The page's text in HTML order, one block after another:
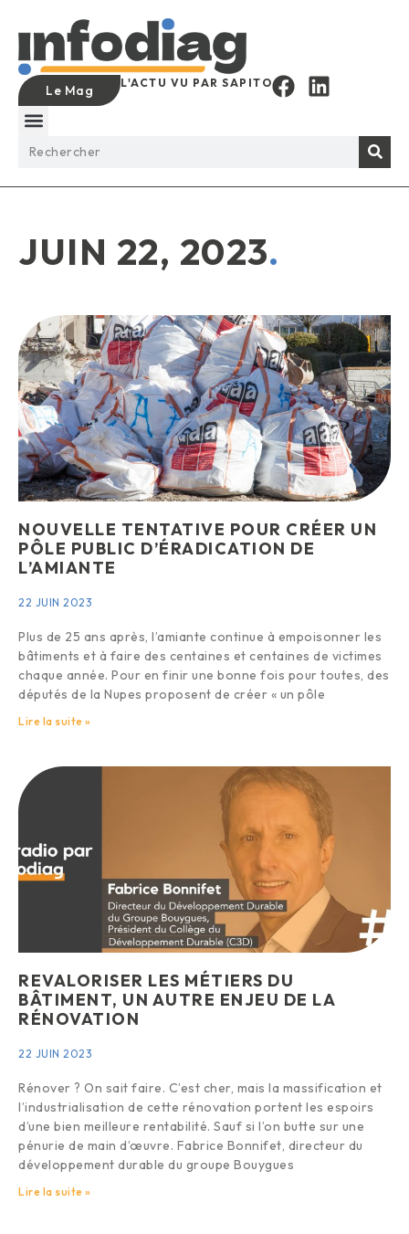
Le Mag L'ACTU VU PAR SAPITO
JUIN 22, 2023.
NOUVELLE TENTATIVE POUR CRÉER UN
PÔLE PUBLIC D’ÉRADICATION DE
L’AMIANTE
22 JUIN 2023
Plus de 25 ans après, l’amiante continue à empoisonner les
bâtiments et à faire des centaines et centaines de victimes
chaque année. Pour en finir une bonne fois pour toutes, des
députés de la Nupes proposent de créer « un pôle
Lire la suite »
REVALORISER LES MÉTIERS DU
BÂTIMENT, UN AUTRE ENJEU DE LA
RÉNOVATION
22 JUIN 2023
Rénover ? On sait faire. C’est cher, mais la massification et
l’industrialisation de cette rénovation portent les espoirs
d’une bien meilleure rentabilité. Sauf si l’on butte sur une
pénurie de main d’œuvre. Fabrice Bonnifet, directeur du
développement durable du groupe Bouygues
Lire la suite »